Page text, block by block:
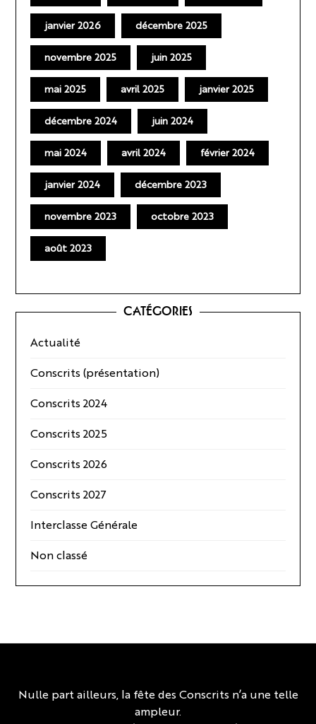
janvier 2026 décembre 2025
novembre 2025 juin 2025
mai 2025 avril 2025 janvier 2025
décembre 2024 juin 2024
mai 2024 avril 2024 février 2024
janvier 2024 décembre 2023
novembre 2023 octobre 2023
août 2023
CATÉGORIES
Actualité
Conscrits (présentation)
Conscrits 2024
Conscrits 2025
Conscrits 2026
Conscrits 2027
Interclasse Générale
Non classé
Nulle part ailleurs, la fête des Conscrits n’a une telle
ampleur.